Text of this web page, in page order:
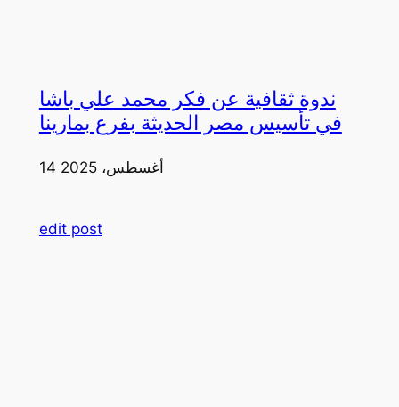
ندوة ثقافية عن فكر محمد علي باشا
في تأسيس مصر الحديثة بفرع بمارينا
14 أغسطس، 2025
edit post